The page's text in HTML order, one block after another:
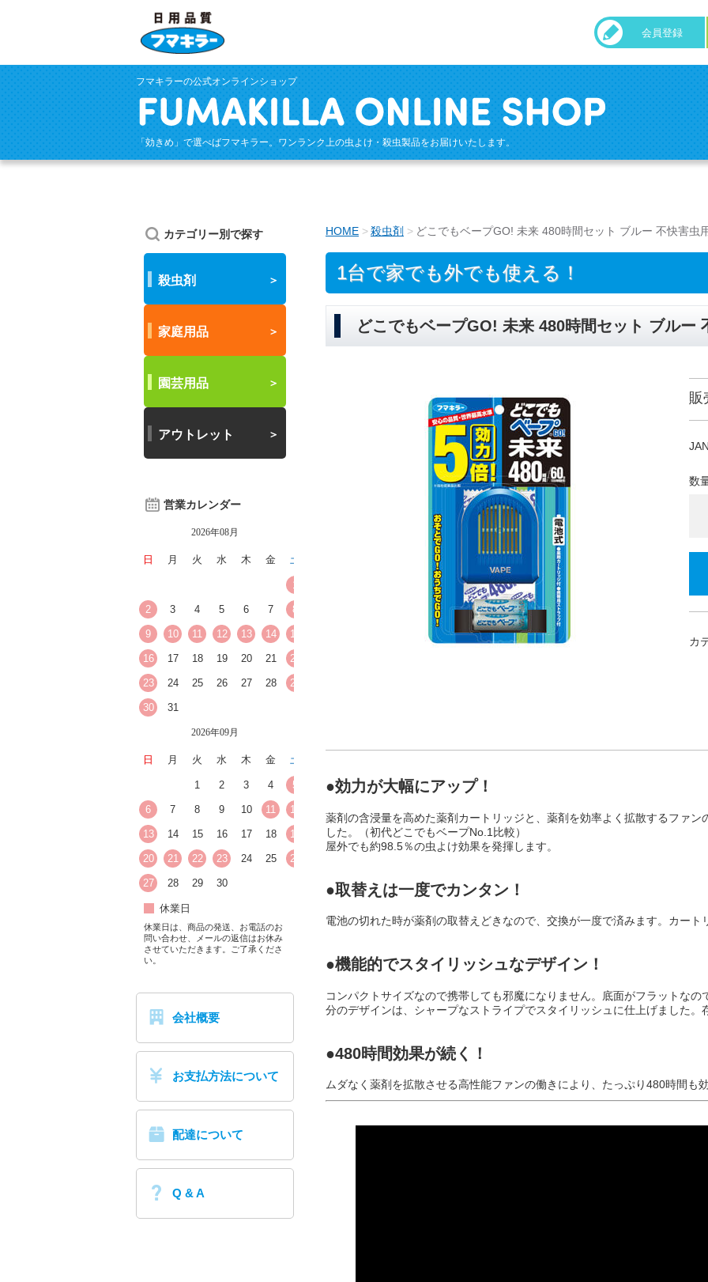
会員登録
フマキラーの公式オンラインショップ
「効きめ」で選べばフマキラー。ワンランク上の虫よけ・殺虫製品をお届けいたします。
HOME 殺虫剤 どこでもベープGO! 未来 480時間セット ブルー 不快害虫
1台で家でも外でも使える！
どこでもベープGO! 未来 480時間セット ブルー
販
数
カ
●効力が大幅にアップ！
薬剤の含浸量を高めた薬剤カートリッジと、薬剤を効率よく拡散するファン
した。（初代どこでもベープNo.1比較）
屋外でも約98.5％の虫よけ効果を発揮します。
●取替えは一度でカンタン！
電池の切れた時が薬剤の取替えどきなので、交換が一度で済みます。カート
●機能的でスタイリッシュなデザイン！
コンパクトサイズなので携帯しても邪魔になりません。底面がフラットな
分のデザインは、シャープなストライプでスタイリッシュに仕上げました。
●480時間効果が続く！
ムダなく薬剤を拡散させる高性能ファンの働きにより、たっぷり480時間も
カテゴリー別で探す
殺虫剤
家庭用品
園芸用品
アウトレット
営業カレンダー
2026年08月
日 月 火 水 木 金 土
1
2 3 4 5 6 7 8
9 10 11 12 13 14 15
16 17 18 19 20 21 22
23 24 25 26 27 28 29
30 31
2026年09月
日 月 火 水 木 金 土
1 2 3 4 5
6 7 8 9 10 11 12
13 14 15 16 17 18 19
20 21 22 23 24 25 26
27 28 29 30
休業日
休業日は、商品の発送、お電話のお
問い合わせ、メールの返信はお休み
させていただきます。ご了承くださ
い。
会社概要
お支払方法について
配達について
Q & A